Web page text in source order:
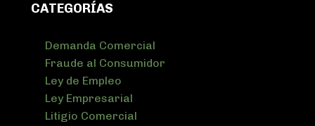
CATEGORÍAS
Demanda Comercial
Fraude al Consumidor
Ley de Empleo
Ley Empresarial
Litigio Comercial